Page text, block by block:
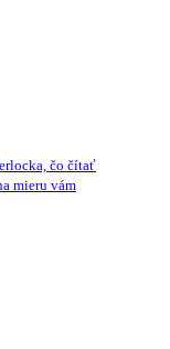
čo čítať
mieru vám